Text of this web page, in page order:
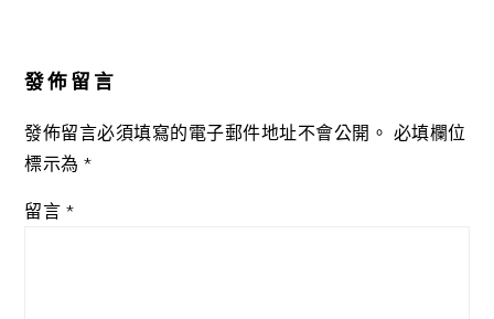
發佈留言
發佈留言必須填寫的電子郵件地址不會公開。 必填欄位
標示為*
留言 *